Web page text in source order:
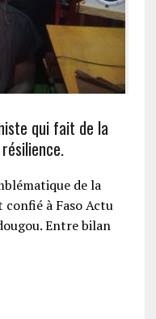
qui fait de la
de la
confié à Faso Actu
Entre bilan